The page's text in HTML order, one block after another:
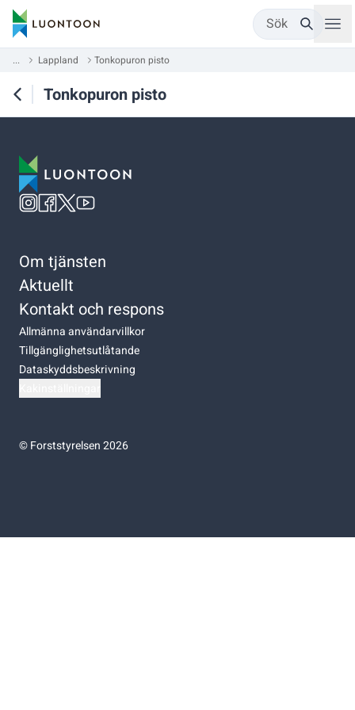
Sök
... Lappland Tonkopuron pisto
Tonkopuron pisto
Om tjänsten
Aktuellt
Kontakt och respons
Allmänna användarvillkor
Tillgänglighetsutlåtande
Dataskyddsbeskrivning
©Forststyrelsen 2026